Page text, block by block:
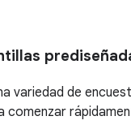
variedad de
comenzar